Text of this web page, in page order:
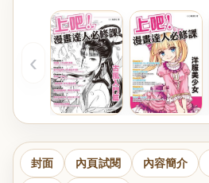
‹
封面 內頁試閱 內容簡介